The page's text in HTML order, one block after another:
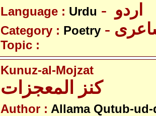
Language : Urdu
Category : Poetry
Topic :
Kunuz-al-Mojzat
کنز المعجزات
Author : Allama Qutub-ud-